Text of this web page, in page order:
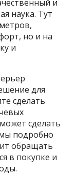
и
наука. Тут
но и на
и
для
сделать
сделать
подробно
обращать
в покупке и